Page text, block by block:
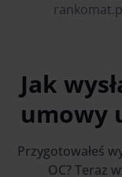
Jak
umowy
Przygotowałeś
OC? Teraz